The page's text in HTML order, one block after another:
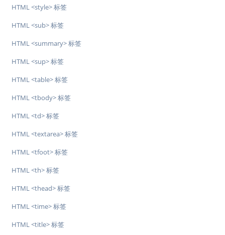
HTML <style> 标签
HTML <sub> 标签
HTML <summary> 标签
HTML <sup> 标签
HTML <table> 标签
HTML <tbody> 标签
HTML <td> 标签
HTML <textarea> 标签
HTML <tfoot> 标签
HTML <th> 标签
HTML <thead> 标签
HTML <time> 标签
HTML <title> 标签